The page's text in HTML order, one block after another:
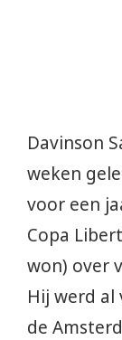
Davinson
weken
voor een
Copa
won) over
Hij werd al
de